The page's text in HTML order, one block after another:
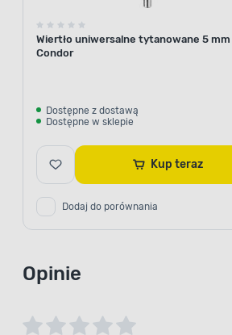
Wiertło uniwersalne tytanowane 5 mm
Condor
Dostępne z dostawą
Dostępne w sklepie
Kup teraz
Dodaj do porównania
Opinie